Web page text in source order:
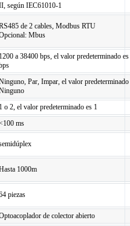
según IEC61010-1
de 2 cables, Modbus RTU
Mbus
1200 a 38400 bps, el valor predeterminado
Par, Impar, el valor predeterminado
1 o 2, el valor predeterminado es 1
ms
1000m
piezas
de colector abierto